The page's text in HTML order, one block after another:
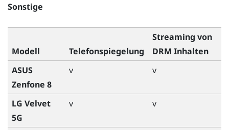
Sonstige
Modell Telefonspiegelung
Streaming von
DRM Inhalten
ASUS
Zenfone 8
v v
LG Velvet
5G
v v